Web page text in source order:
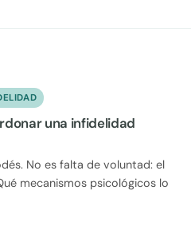
una infidelidad
No es falta de voluntad: el
mecanismos psicológicos lo